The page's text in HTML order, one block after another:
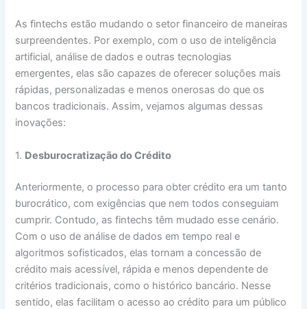
As fintechs estão mudando o setor financeiro de maneiras
surpreendentes. Por exemplo, com o uso de inteligência
artificial, análise de dados e outras tecnologias
emergentes, elas são capazes de oferecer soluções mais
rápidas, personalizadas e menos onerosas do que os
bancos tradicionais. Assim, vejamos algumas dessas
inovações:
1. Desburocratização do Crédito
Anteriormente, o processo para obter crédito era um tanto
burocrático, com exigências que nem todos conseguiam
cumprir. Contudo, as fintechs têm mudado esse cenário.
Com o uso de análise de dados em tempo real e
algoritmos sofisticados, elas tornam a concessão de
crédito mais acessível, rápida e menos dependente de
critérios tradicionais, como o histórico bancário. Nesse
sentido, elas facilitam o acesso ao crédito para um público